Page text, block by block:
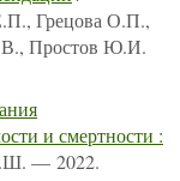
Грецова О.П.,
Простов Ю.И.
и смертности :
— 2022.